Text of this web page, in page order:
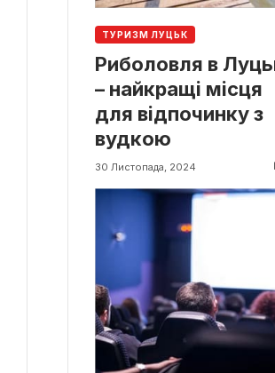
ТУРИЗМ ЛУЦЬК
Риболовля в
– найкращі місця
для відпочинку з
вудкою
30 Листопада, 2024